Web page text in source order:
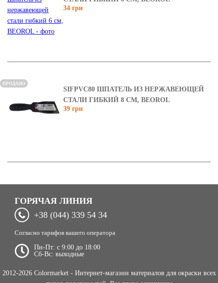
34 грн
SIFPVC80 ШПАТЕЛЬ ИЗ НЕРЖАВЕЮЩЕЙ
СТАЛИ ГИБКИЙ 8 СМ, BEOROL
39 грн
ПРОДАНО
ГОРЯЧАЯ ЛИНИЯ
+38 (044) 339 54 34
Согласно тарифов вашего оператора
Пн-Пт: c 9:00 до 18:00
Сб-Вс: выходные
2012-2026 Colormarket - Интернет-магазин материалов для окраски всех